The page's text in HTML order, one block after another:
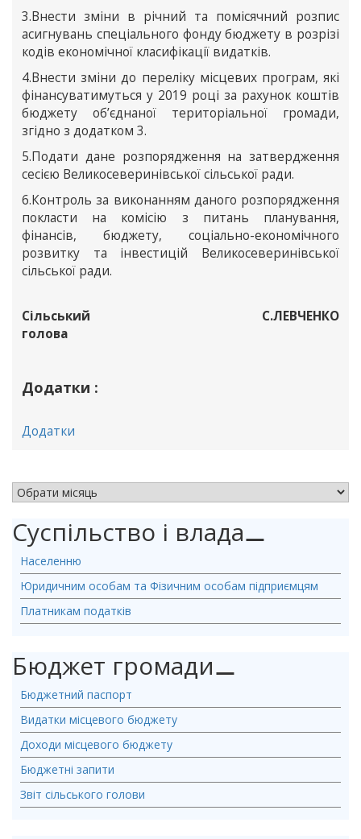
3.Внести зміни в річний та помісячний розпис
асигнувань спеціального фонду бюджету в розрізі
кодів економічної класифікації видатків.
4.Внести зміни до переліку місцевих програм, які
фінансуватимуться у 2019 році за рахунок коштів
бюджету об’єднаної територіальної громади,
згідно з додатком 3.
5.Подати дане розпорядження на затвердження
сесією Великосеверинівської сільської ради.
6.Контроль за виконанням даного розпорядження
покласти на комісію з питань планування,
фінансів, бюджету, соціально-економічного
розвитку та інвестицій Великосеверинівської
сільської ради.
Сільський
голова
С.ЛЕВЧЕНКО
Додатки :
Додатки
Суспільство і влада⚊
Населенню
Юридичним особам та Фізичним особам підприємцям
Платникам податків
Бюджет громади⚊
Бюджетний паспорт
Видатки місцевого бюджету
Доходи місцевого бюджету
Бюджетні запити
Звіт сільського голови